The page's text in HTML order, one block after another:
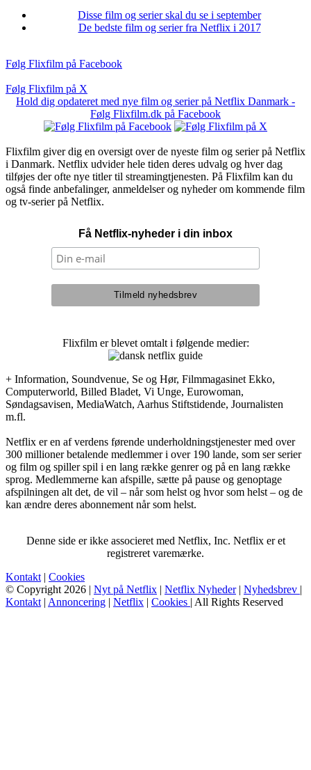
Disse film og serier skal du se i september
De bedste film og serier fra Netflix i 2017
Følg Flixfilm på Facebook
Følg Flixfilm på X
Hold dig opdateret med nye film og serier på Netflix Danmark -
Følg Flixfilm.dk på Facebook
Flixfilm giver dig en oversigt over de nyeste film og serier på Netflix
i Danmark. Netflix udvider hele tiden deres udvalg og hver dag
tilføjes der ofte nye titler til streamingtjenesten. På Flixfilm kan du
også finde anbefalinger, anmeldelser og nyheder om kommende film
og tv-serier på Netflix.
Få Netflix-nyheder i din inbox
Flixfilm er blevet omtalt i følgende medier:
+ Information, Soundvenue, Se og Hør, Filmmagasinet Ekko,
Computerworld, Billed Bladet, Vi Unge, Eurowoman,
Søndagsavisen, MediaWatch, Aarhus Stiftstidende, Journalisten
m.fl.
Netflix er en af verdens førende underholdningstjenester med over
300 millioner betalende medlemmer i over 190 lande, som ser serier
og film og spiller spil i en lang række genrer og på en lang række
sprog. Medlemmerne kan afspille, sætte på pause og genoptage
afspilningen alt det, de vil – når som helst og hvor som helst – og de
kan ændre deres abonnement når som helst.
Denne side er ikke associeret med Netflix, Inc. Netflix er et
registreret varemærke.
Kontakt | Cookies
© Copyright 2026 | Nyt på Netflix | Netflix Nyheder| Nyhedsbrev |
Kontakt | Annoncering | Netflix | Cookies | All Rights Reserved